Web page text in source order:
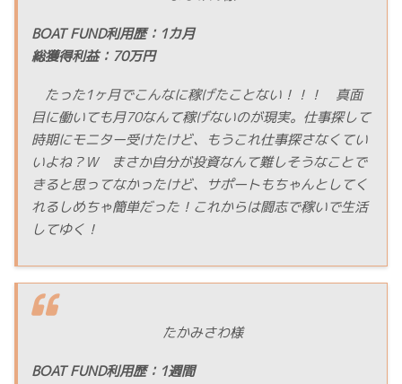
BOAT FUND利用歴：1カ月
総獲得利益：70万円
たった1ヶ月でこんなに稼げたことない！！！ 真面
目に働いても月70なんて稼げないのが現実。仕事探して
時期にモニター受けたけど、もうこれ仕事探さなくてい
いよね？W まさか自分が投資なんて難しそうなことで
きると思ってなかったけど、サポートもちゃんとしてく
れるしめちゃ簡単だった！これからは闘志で稼いで生活
してゆく！
たかみさわ様
BOAT FUND利用歴：1週間